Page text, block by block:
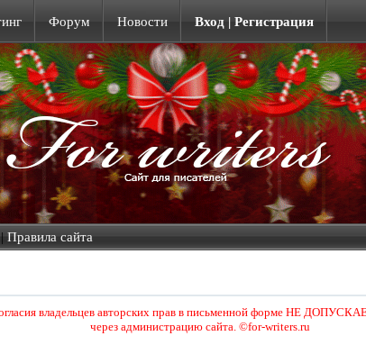
Форум Новости Вход | Регистрация
| Правила сайта
владельцев авторских прав в письменной форме НЕ
через администрацию сайта. ©for-writers.ru